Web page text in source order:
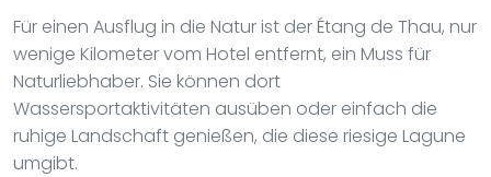
Für einen Ausflug in die Natur ist der Étang de Thau, nur
wenige Kilometer vom Hotel entfernt, ein Muss für
Naturliebhaber. Sie können dort
Wassersportaktivitäten ausüben oder einfach die
ruhige Landschaft genießen, die diese riesige Lagune
umgibt.